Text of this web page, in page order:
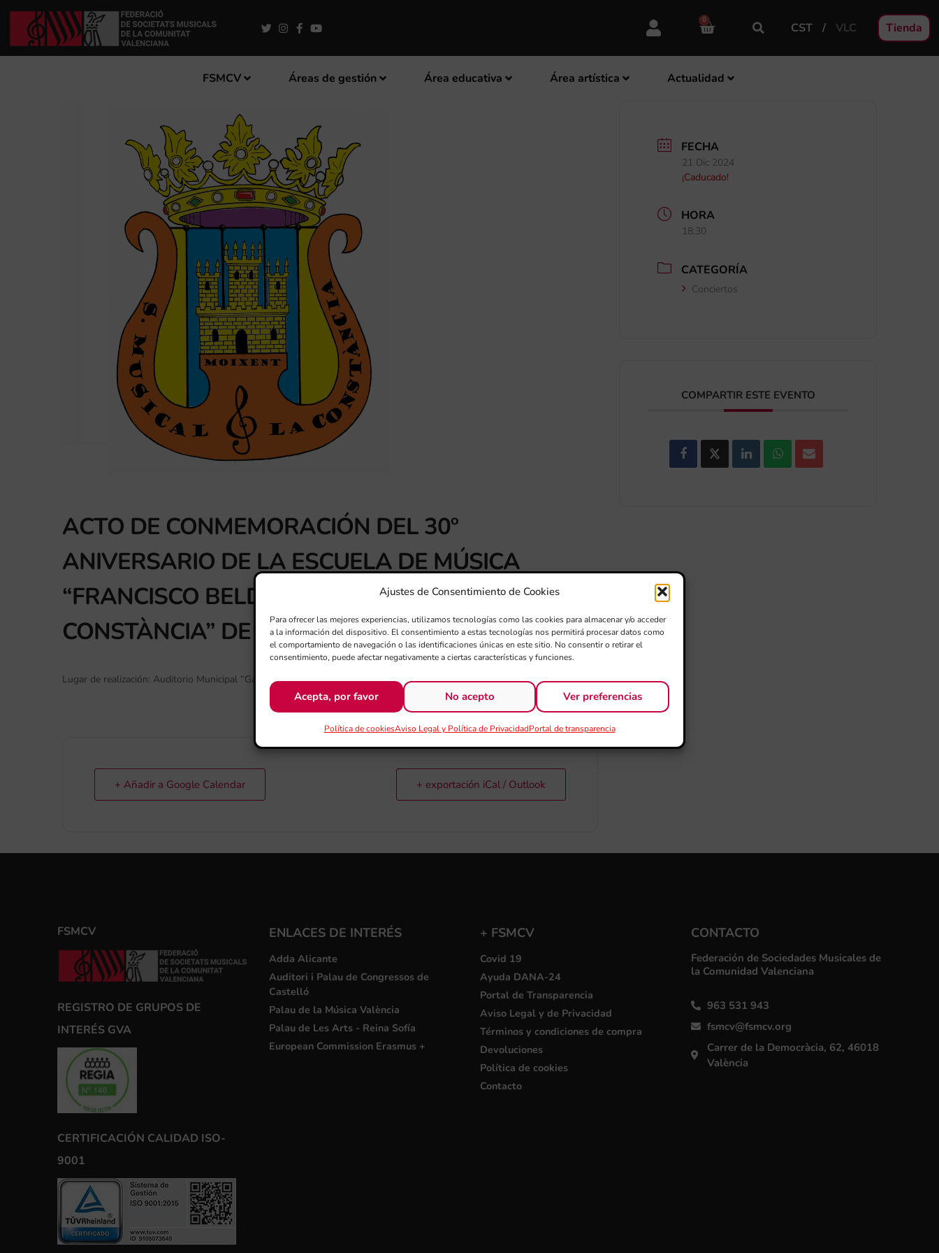
Ajustes de Consentimiento de Cookies
Para ofrecer las mejores experiencias, utilizamos tecnologías como las cookies para almacenar y/o acceder
a la información del dispositivo. El consentimiento a estas tecnologías nos permitirá procesar datos como
el comportamiento de navegación o las identificaciones únicas en este sitio. No consentir o retirar el
consentimiento, puede afectar negativamente a ciertas características y funciones.
Acepta, por favor No acepto Ver preferencias
Política de cookiesAviso Legal y Política de PrivacidadPortal de transparencia
0
CST VLC Tienda
FSMCV Áreas de gestión Área educativa Área artística Actualidad
ACTO DE CONMEMORACIÓN DEL 30º
ANIVERSARIO DE LA ESCUELA DE MÚSICA
“FRANCISCO BELDA” – SOCIEDAD MUSICAL “LA
CONSTÀNCIA” DE MOIXENT
Lugar de realización: Auditorio Municipal “Gabriel Aracil”, Moixent.
+ Añadir a Google Calendar + exportación iCal / Outlook
FECHA
21 Dic 2024
¡Caducado!
HORA
18:30
CATEGORÍA
Conciertos
COMPARTIR ESTE EVENTO
FSMCV
REGISTRO DE GRUPOS DE
INTERÉS GVA
CERTIFICACIÓN CALIDAD ISO-
9001
ENLACES DE INTERÉS
Adda Alicante
Auditori i Palau de Congressos de
Castelló
Palau de la Música València
Palau de Les Arts - Reina Sofía
European Commission Erasmus +
+ FSMCV
Covid 19
Ayuda DANA-24
Portal de Transparencia
Aviso Legal y de Privacidad
Términos y condiciones de compra
Devoluciones
Política de cookies
Contacto
CONTACTO
Federación de Sociedades Musicales de
la Comunidad Valenciana
963 531 943
fsmcv@fsmcv.org
Carrer de la Democràcia, 62, 46018
València